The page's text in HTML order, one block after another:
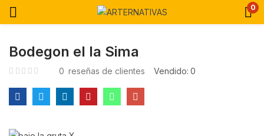
0
Bodegon el la Sima
0 reseñas de clientes Vendido: 0